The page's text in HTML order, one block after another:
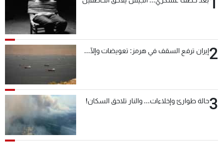
2إيران ترفع السقف في هرمز: تعويضات وإلّا...
3حالة طوارئ وإخلاءات... والنار تلاحق السكان!